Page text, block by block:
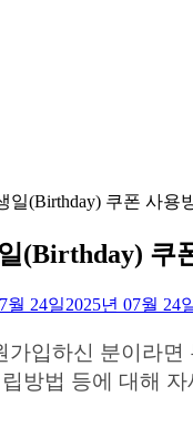
일(Birthday) 쿠폰 사용
(Birthday) 쿠
월 24일2025년 07월 24
가입하신 분이라
방법 등에 대해